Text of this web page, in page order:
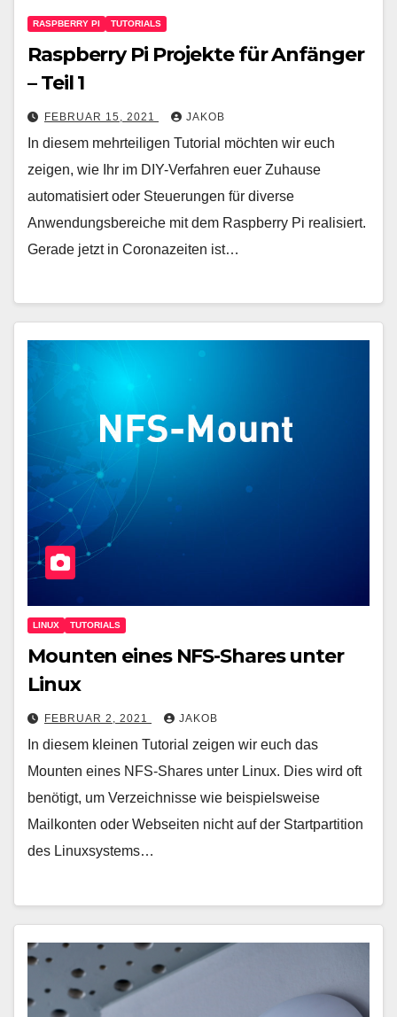
RASPBERRY PI TUTORIALS
Raspberry Pi Projekte für Anfänger
– Teil 1
FEBRUAR 15, 2021 JAKOB
In diesem mehrteiligen Tutorial möchten wir euch
zeigen, wie Ihr im DIY-Verfahren euer Zuhause
automatisiert oder Steuerungen für diverse
Anwendungsbereiche mit dem Raspberry Pi realisiert.
Gerade jetzt in Coronazeiten ist…
LINUX TUTORIALS
Mounten eines NFS-Shares unter
Linux
FEBRUAR 2, 2021 JAKOB
In diesem kleinen Tutorial zeigen wir euch das
Mounten eines NFS-Shares unter Linux. Dies wird oft
benötigt, um Verzeichnisse wie beispielsweise
Mailkonten oder Webseiten nicht auf der Startpartition
des Linuxsystems…